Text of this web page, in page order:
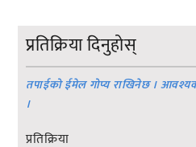
प्रतिक्रिया दिनुहोस्
तपाईको ईमेल गोप्य राखिनेछ ।
।
प्रतिक्रिया